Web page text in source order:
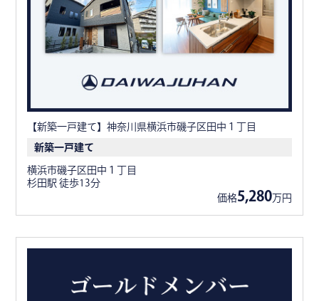
【新築一戸建て】神奈川県横浜市磯子区田中１丁目
新築一戸建て
横浜市磯子区田中１丁目
杉田駅 徒歩13分
価格5,280万円